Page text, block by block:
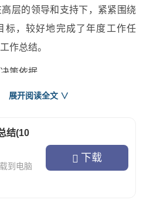
层的领导和支持下，紧紧围绕
标，较好地完成了年度工作任
作总结。
策依据
作的进一步要求，在业务指导
卷改革，我们体会到，利用档
方便查找、借阅，提高了档案
物档案、声像档案、科技档案
展开阅读全文 ∨
结(10
到电脑
下载